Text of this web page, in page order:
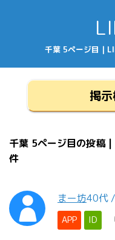
千葉 5ページ目 |
掲
千葉 5ページ目の投稿
件
まー坊40代 /
APP ID